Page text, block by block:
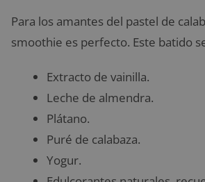
Para los amantes del pastel de
smoothie es perfecto. Este batido
Extracto de vainilla.
Leche de almendra.
Plátano.
Puré de calabaza.
Yogur.